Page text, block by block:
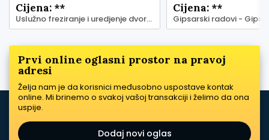
Cijena: **
Uslužno freziranje i uredjenje dvorišta
Cijena: **
Gipsarski radovi - Gips
Prvi online oglasni prostor na pravoj
adresi
Želja nam je da korisnici međusobno uspostave kontak
online. Mi brinemo o svakoj vašoj transakciji i želimo da ona
uspije.
Dodaj novi oglas